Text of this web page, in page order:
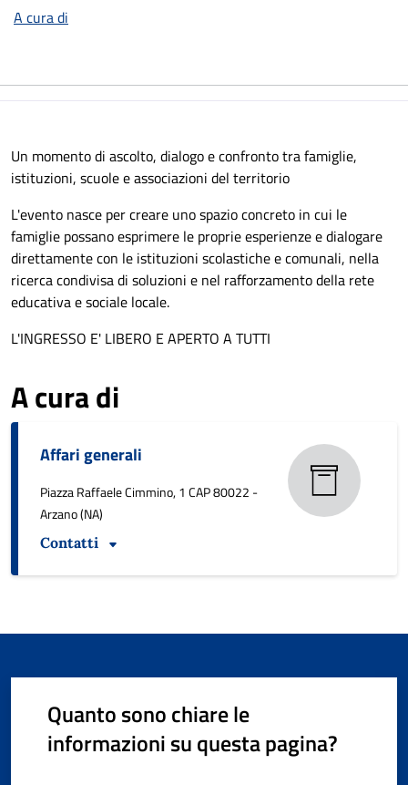
A cura di
Un momento di ascolto, dialogo e confronto tra famiglie,
istituzioni, scuole e associazioni del territorio
L'evento nasce per creare uno spazio concreto in cui le
famiglie possano esprimere le proprie esperienze e dialogare
direttamente con le istituzioni scolastiche e comunali, nella
ricerca condivisa di soluzioni e nel rafforzamento della rete
educativa e sociale locale.
L'INGRESSO E' LIBERO E APERTO A TUTTI
A cura di
Affari generali
Piazza Raffaele Cimmino, 1 CAP 80022 -
Arzano (NA)
Contatti
Quanto sono chiare le
informazioni su questa pagina?